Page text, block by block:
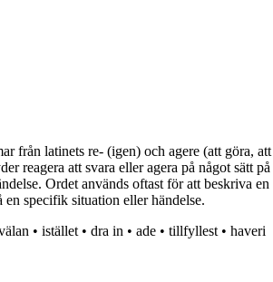
från latinets re- (igen) och agere (att göra, att
reagera att svara eller agera på något sätt på
Ordet används oftast för att beskriva en
en specifik situation eller händelse.
• istället • dra in • ade • tillfyllest • haveri